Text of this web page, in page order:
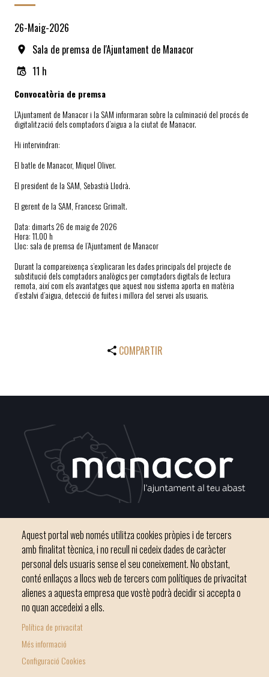
26-Maig-2026
Sala de premsa de l'Ajuntament de Manacor
11 h
Convocatòria de premsa
L’Ajuntament de Manacor i la SAM informaran sobre la culminació del procés de
digitalització dels comptadors d’aigua a la ciutat de Manacor.
Hi intervindran:
El batle de Manacor, Miquel Oliver.
El president de la SAM, Sebastià Llodrà.
El gerent de la SAM, Francesc Grimalt.
Data: dimarts 26 de maig de 2026
Hora: 11.00 h
Lloc: sala de premsa de l’Ajuntament de Manacor
Durant la compareixença s’explicaran les dades principals del projecte de
substitució dels comptadors analògics per comptadors digitals de lectura
remota, així com els avantatges que aquest nou sistema aporta en matèria
d’estalvi d’aigua, detecció de fuites i millora del servei als usuaris.
COMPARTIR
Footer
menu
Inici Ajuntament El nostre municipi
Telèfon 971 84 91 00 - CIF: P0703300D
Aquest portal web només utilitza cookies pròpies i de tercers
amb finalitat tècnica, i no recull ni cedeix dades de caràcter
personal dels usuaris sense el seu coneixement. No obstant,
conté enllaços a llocs web de tercers com polítiques de privacitat
alienes a aquesta empresa que vostè podrà decidir si accepta o
no quan accedeixi a ells.
Política de privacitat
Més informació
Configuració Cookies